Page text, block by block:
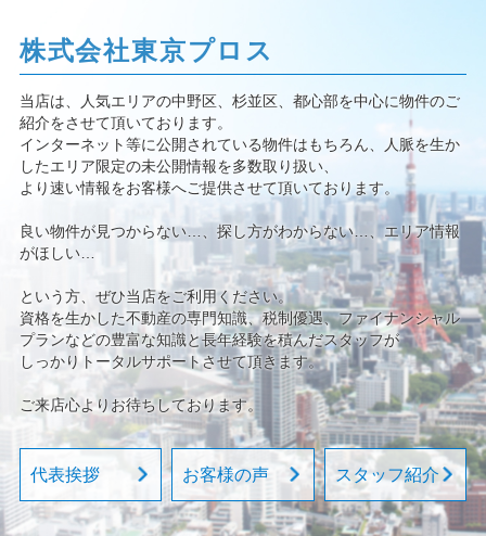
株式会社東京プロス
当店は、人気エリアの中野区、杉並区、都心部を中心に物件のご
紹介をさせて頂いております。
インターネット等に公開されている物件はもちろん、人脈を生か
したエリア限定の未公開情報を多数取り扱い、
より速い情報をお客様へご提供させて頂いております。
良い物件が見つからない…、探し方がわからない…、エリア情報
がほしい…
という方、ぜひ当店をご利用ください。
資格を生かした不動産の専門知識、税制優遇、ファイナンシャル
プランなどの豊富な知識と長年経験を積んだスタッフが
しっかりトータルサポートさせて頂きます。
ご来店心よりお待ちしております。
代表挨拶 お客様の声 スタッフ紹介